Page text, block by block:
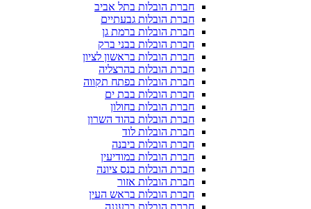
חברת הובלות בתל אביב
חברת הובלות גבעתיים
חברת הובלות ברמת גן
חברת הובלות בבני ברק
חברת הובלות בראשון לציון
חברת הובלות בהרצליה
חברת הובלות בפתח תקווה
חברת הובלות בבת ים
חברת הובלות בחולון
חברת הובלות בהוד השרון
חברת הובלות לוד
חברת הובלות ביבנה
חברת הובלות במודיעין
חברת הובלות בנס ציונה
חברת הובלות אזור
חברת הובלות בראש העין
חברת הובלות ברעננה